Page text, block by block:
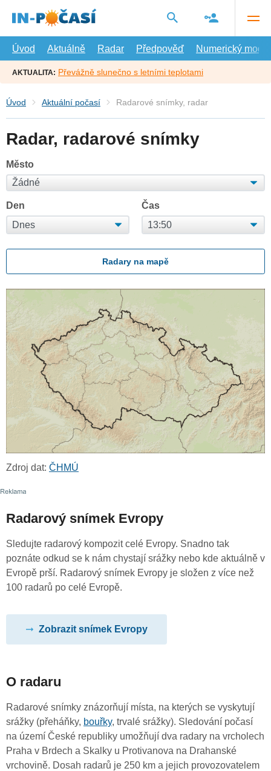
hlavní
Úvod
Aktuálně Radar Předpověď Numerický model
AKTUALITA: Převážně slunečno s letními teplotami
Úvod Aktuální počasí Radarové snímky, radar
Radar, radarové snímky
Město
Den Čas
Radary na mapě
Zdroj dat: ČHMÚ
Radarový snímek Evropy
Sledujte radarový kompozit celé Evropy. Snadno tak
poznáte odkud se k nám chystají srážky nebo kde aktuálně v
Evropě prší. Radarový snímek Evropy je složen z více než
100 radarů po celé Evropě.
Zobrazit snímek Evropy
O radaru
Radarové snímky znázorňují místa, na kterých se vyskytují
srážky (přeháňky, bouřky, trvalé srážky). Sledování počasí
na území České republiky umožňují dva radary na vrcholech
Praha v Brdech a Skalky u Protivanova na Drahanské
vrchovině. Dosah radarů je 250 km a jejich provozovatelem